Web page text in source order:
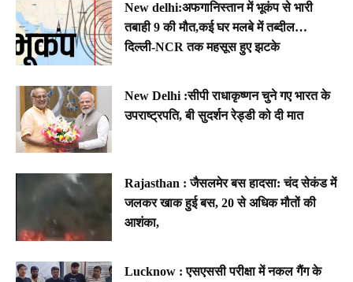
New delhi:अफगानिस्तान में भूकंप से भारी
तबाही 9 की मौत,कई घर मलबे में तब्दील…
दिल्ली-NCR तक महसूस हुए झटके
New Delhi :सीपी राधाकृष्णन चुने गए भारत के
उपराष्ट्रपति, बी सुदर्शन रेड्डी को दी मात
Rajasthan : जैसलमेर बस हादसा: चंद सेकंड में
जलकर खाक हुई बस, 20 से अधिक मौतों की
आशंका,
Lucknow : एसएससी परीक्षा में नकल गैंग के